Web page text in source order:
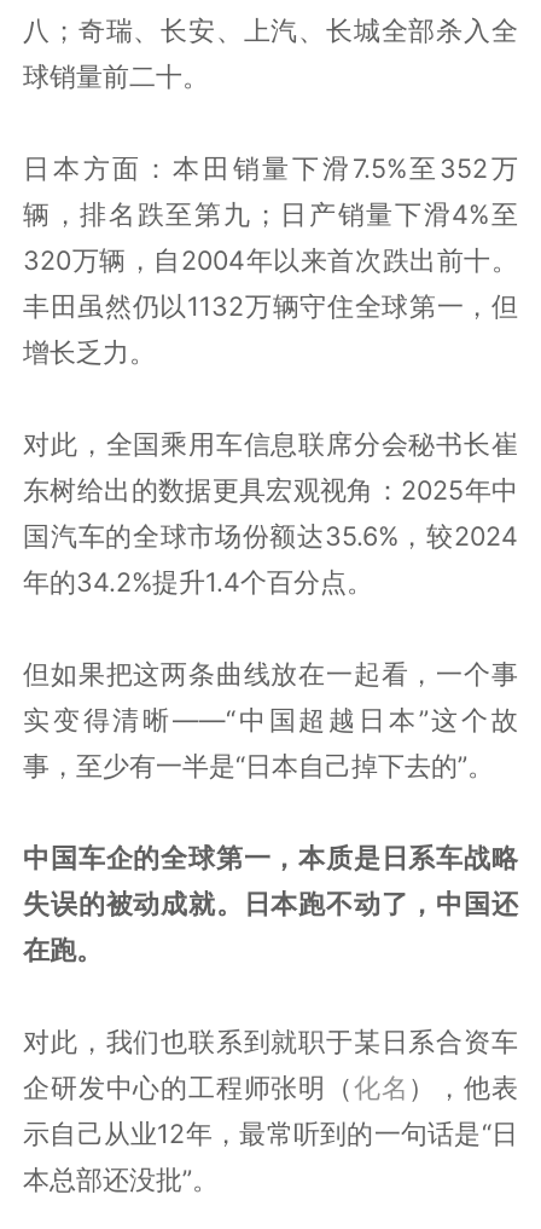
八；奇瑞、长安、上汽、长城全部杀入全
球销量前二十。
日本方面：本田销量下滑7.5%至352万
辆，排名跌至第九；日产销量下滑4%至
320万辆，自2004年以来首次跌出前十。
丰田虽然仍以1132万辆守住全球第一，但
增长乏力。
对此，全国乘用车信息联席分会秘书长崔
东树给出的数据更具宏观视角：2025年中
国汽车的全球市场份额达35.6%，较2024
年的34.2%提升1.4个百分点。
但如果把这两条曲线放在一起看，一个事
实变得清晰——“中国超越日本”这个故
事，至少有一半是“日本自己掉下去的”。
中国车企的全球第一，本质是日系车战略
失误的被动成就。日本跑不动了，中国还
在跑。
对此，我们也联系到就职于某日系合资车
企研发中心的工程师张明（化名 ），他表
示自己从业12年，最常听到的一句话是“日
本总部还没批”。